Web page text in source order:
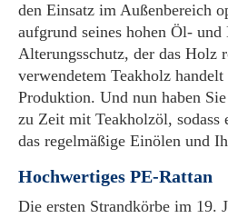
den Einsatz im Außenbereich
aufgrund seines hohen Öl-
Alterungsschutz, der das Holz
verwendetem Teakholz
Produktion. Und nun haben
zu Zeit mit Teakholzöl, sodass
das regelmäßige Einölen und
Hochwertiges PE-Rattan
Die ersten Strandkörbe im 19.